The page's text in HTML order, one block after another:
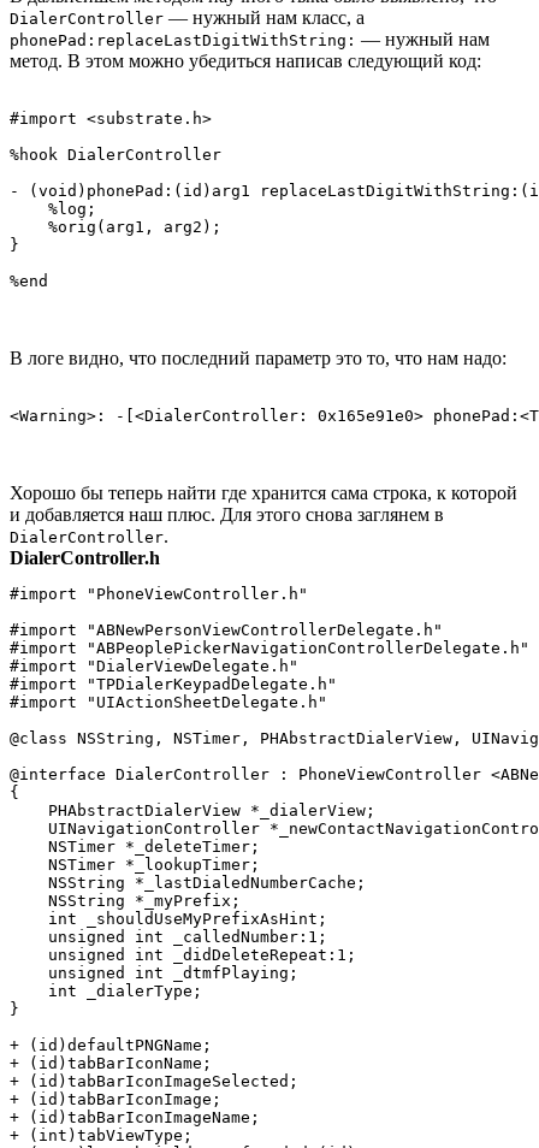
DialerController — нужный нам класс, а
phonePad:replaceLastDigitWithString: — нужный нам
метод. В этом можно убедиться написав следующий код:
#import <substrate.h>
%hook DialerController
- (void)phonePad:(id)arg1
    %log;
    %orig(arg1, arg2);
}
В логе видно, что последний параметр это то, что нам надо:
Хорошо бы теперь найти где хранится сама строка, к которой
и добавляется наш плюс. Для этого снова заглянем в
DialerController.
DialerController.h
#import "PhoneViewController.h"
#import "ABNewPersonViewControllerDelegate.h"
#import "ABPeoplePickerNavigationControllerDelegate.h"
#import "DialerViewDelegate.h"
#import "TPDialerKeypadDelegate.h"
#import "UIActionSheetDelegate.h"
@class NSString, NSTimer, PHAbstractDialerView,
@interface DialerController : PhoneViewController
{
    PHAbstractDialerView *_dialerView;
UINavigationController
    NSTimer *_deleteTimer;
    NSTimer *_lookupTimer;
    NSString *_lastDialedNumberCache;
    NSString *_myPrefix;
    int _shouldUseMyPrefixAsHint;
    unsigned int _calledNumber:1;
    unsigned int _didDeleteRepeat:1;
    unsigned int _dtmfPlaying;
    int _dialerType;
}
+ (id)defaultPNGName;
+ (id)tabBarIconName;
+ (id)tabBarIconImageSelected;
+ (id)tabBarIconImage;
+ (id)tabBarIconImageName;
+ (int)tabViewType;